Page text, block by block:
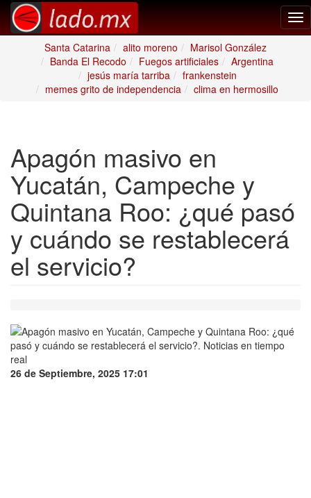
Santa Catarina
alito moreno
Marisol González
Banda El Recodo
Fuegos artificiales
Argentina
jesús maría tarriba
frankenstein
memes grito de independencia
clima en hermosillo
Apagón masivo en
Yucatán, Campeche y
Quintana Roo: ¿qué pasó
y cuándo se restablecerá
el servicio?
26 de Septiembre, 2025 17:01